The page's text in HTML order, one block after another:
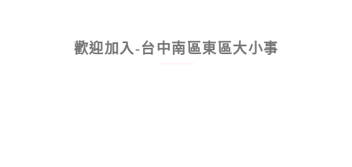
歡迎加入-台中南區東區大小事